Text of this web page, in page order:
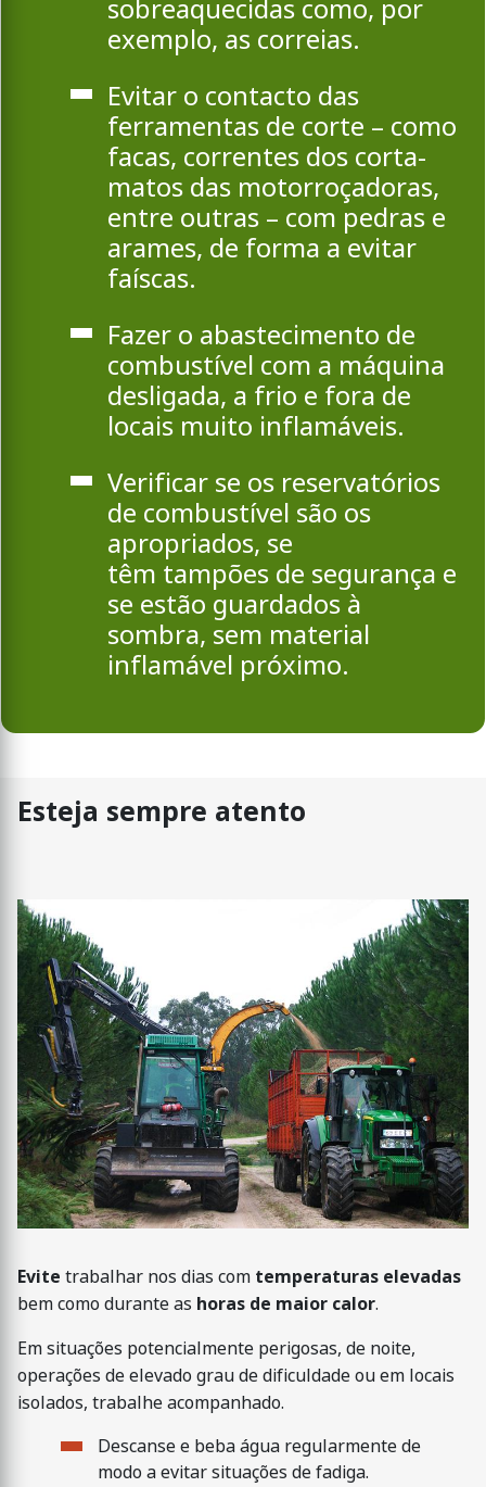
sobreaquecidas como, por
exemplo, as correias.
Evitar o contacto das
ferramentas de corte – como
facas, correntes dos corta-
matos das motorroçadoras,
entre outras – com pedras e
arames, de forma a evitar
faíscas.
Fazer o abastecimento de
combustível com a máquina
desligada, a frio e fora de
locais muito inflamáveis.
Verificar se os reservatórios
de combustível são os
apropriados, se
têm tampões de segurança e
se estão guardados à
sombra, sem material
inflamável próximo.
Esteja sempre atento
Evite trabalhar nos dias com temperaturas elevadas
bem como durante as horas de maior calor.
Em situações potencialmente perigosas, de noite,
operações de elevado grau de dificuldade ou em locais
isolados, trabalhe acompanhado.
Descanse e beba água regularmente de
modo a evitar situações de fadiga.